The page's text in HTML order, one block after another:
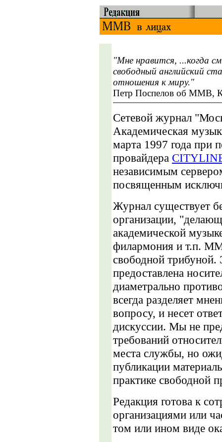
"Мне нравится, ...когда
свободный английский
отношения к миру."
Петр Поспелов об ММВ,
Сетевой журнал
Академическая
марта 1997 года при
провайдера
независимым
посвященным
Журнал существует
организации,
академической
филармония и т.п.
свободной трибуной.
предоставлена
диаметрально
всегда разделяет
вопросу, и несет
дискуссии. Мы не
требований
места службы, но
публикации
практике свободной
Редакция готова к
организациями или
том или ином виде